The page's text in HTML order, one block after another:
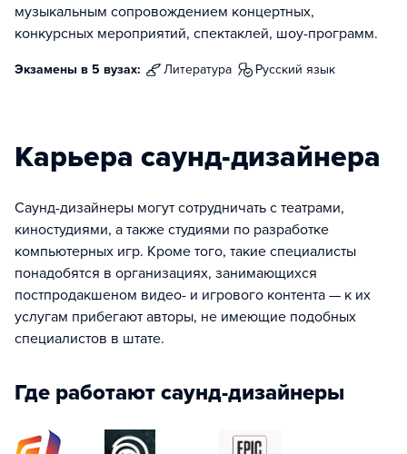
музыкальным сопровождением концертных,
конкурсных мероприятий, спектаклей, шоу-программ.
Экзамены в 5 вузах: литература русский язык
Карьера саунд-дизайнера
Саунд-дизайнеры могут сотрудничать с театрами,
киностудиями, а также студиями по разработке
компьютерных игр. Кроме того, такие специалисты
понадобятся в организациях, занимающихся
постпродакшеном видео- и игрового контента — к их
услугам прибегают авторы, не имеющие подобных
специалистов в штате.
Где работают саунд-дизайнеры